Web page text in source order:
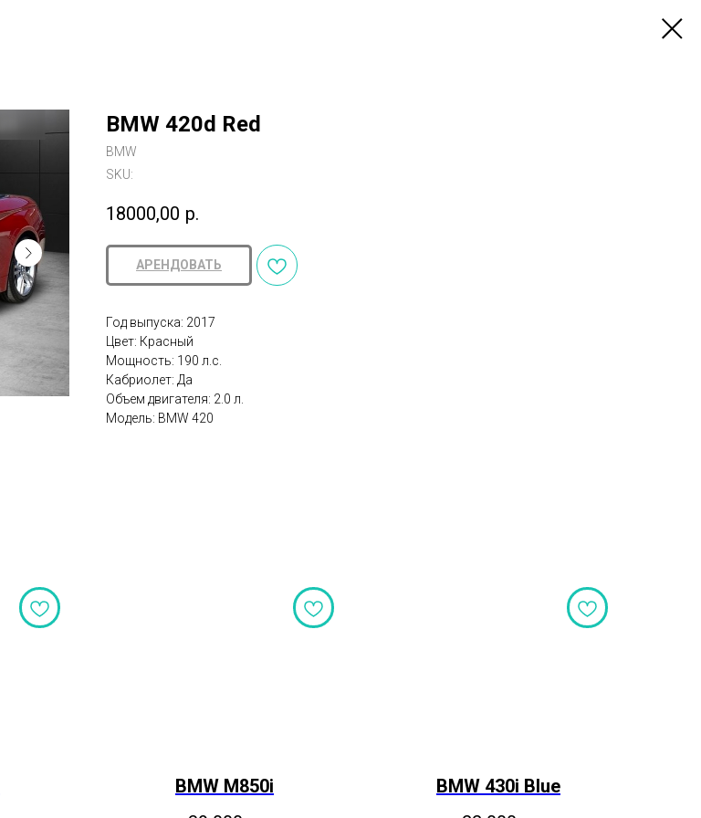
BMW 420d Red
BMW
SKU:
18000,00 р.
АРЕНДОВАТЬ
Год выпуска: 2017
Цвет: Красный
Мощность: 190 л.с.
Кабриолет: Да
Объем двигателя: 2.0 л.
Модель: BMW 420
BMW M850i
BMW 430i Blue